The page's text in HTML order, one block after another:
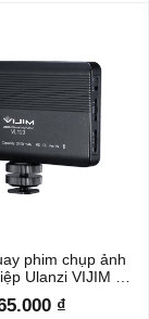
phim chụp ảnh
Ulanzi VIJIM VL
₫